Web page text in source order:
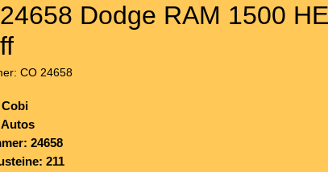
Dodge RAM 1500
CO 24658
24658
211